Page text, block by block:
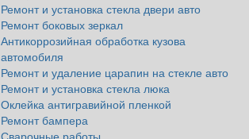
Ремонт и установка стекла двери авто
Ремонт боковых зеркал
Антикоррозийная обработка кузова
автомобиля
Ремонт и удаление царапин на стекле авто
Ремонт и установка стекла люка
Оклейка антигравийной пленкой
Ремонт бампера
Сварочные работы